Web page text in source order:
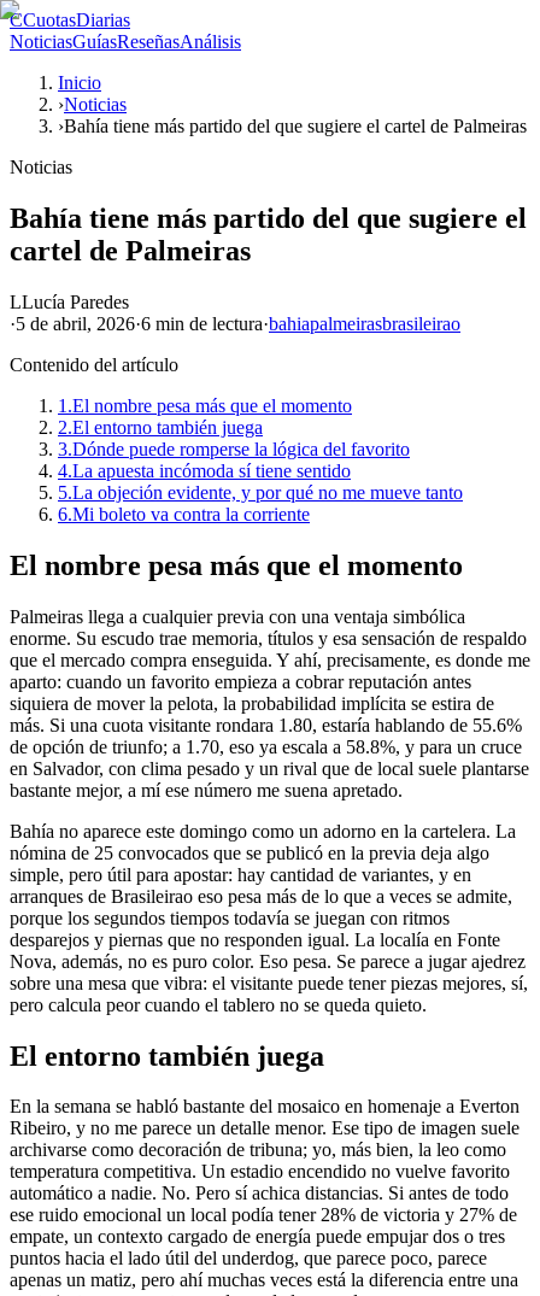
CCuotasDiarias
NoticiasGuíasReseñasAnálisis
Inicio
›Noticias
›Bahía tiene más partido del que sugiere el cartel de Palmeiras
Noticias
Bahía tiene más partido del que sugiere el
cartel de Palmeiras
LLucía Paredes
·5 de abril, 2026·6 min de lectura·bahiapalmeirasbrasileirao
Contenido del artículo
1.El nombre pesa más que el momento
2.El entorno también juega
3.Dónde puede romperse la lógica del favorito
4.La apuesta incómoda sí tiene sentido
5.La objeción evidente, y por qué no me mueve tanto
6.Mi boleto va contra la corriente
El nombre pesa más que el momento
Palmeiras llega a cualquier previa con una ventaja simbólica
enorme. Su escudo trae memoria, títulos y esa sensación de respaldo
que el mercado compra enseguida. Y ahí, precisamente, es donde me
aparto: cuando un favorito empieza a cobrar reputación antes
siquiera de mover la pelota, la probabilidad implícita se estira de
más. Si una cuota visitante rondara 1.80, estaría hablando de 55.6%
de opción de triunfo; a 1.70, eso ya escala a 58.8%, y para un cruce
en Salvador, con clima pesado y un rival que de local suele plantarse
bastante mejor, a mí ese número me suena apretado.
Bahía no aparece este domingo como un adorno en la cartelera. La
nómina de 25 convocados que se publicó en la previa deja algo
simple, pero útil para apostar: hay cantidad de variantes, y en
arranques de Brasileirao eso pesa más de lo que a veces se admite,
porque los segundos tiempos todavía se juegan con ritmos
desparejos y piernas que no responden igual. La localía en Fonte
Nova, además, no es puro color. Eso pesa. Se parece a jugar ajedrez
sobre una mesa que vibra: el visitante puede tener piezas mejores, sí,
pero calcula peor cuando el tablero no se queda quieto.
El entorno también juega
En la semana se habló bastante del mosaico en homenaje a Everton
Ribeiro, y no me parece un detalle menor. Ese tipo de imagen suele
archivarse como decoración de tribuna; yo, más bien, la leo como
temperatura competitiva. Un estadio encendido no vuelve favorito
automático a nadie. No. Pero sí achica distancias. Si antes de todo
ese ruido emocional un local podía tener 28% de victoria y 27% de
empate, un contexto cargado de energía puede empujar dos o tres
puntos hacia el lado útil del underdog, que parece poco, parece
apenas un matiz, pero ahí muchas veces está la diferencia entre una